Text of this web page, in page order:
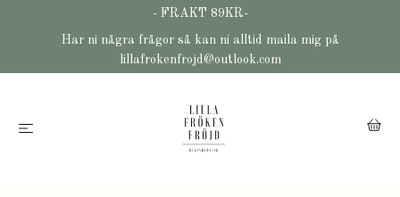
- FRAKT 89KR-
Har ni några frågor så kan ni alltid maila mig på
lillafrokenfrojd@outlook.com